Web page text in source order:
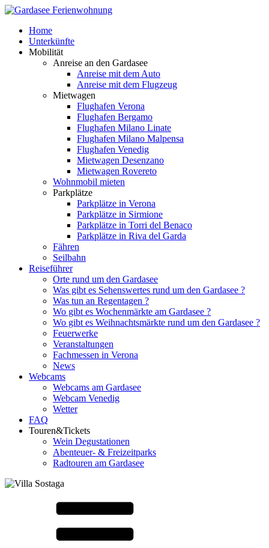
Home
Unterkünfte
Mobilität
Anreise an den Gardasee
Anreise mit dem Auto
Anreise mit dem Flugzeug
Mietwagen
Flughafen Verona
Flughafen Bergamo
Flughafen Milano Linate
Flughafen Milano Malpensa
Flughafen Venedig
Mietwagen Desenzano
Mietwagen Rovereto
Wohnmobil mieten
Parkplätze
Parkplätze in Verona
Parkplätze in Sirmione
Parkplätze in Torri del Benaco
Parkplätze in Riva del Garda
Fähren
Seilbahn
Reiseführer
Orte rund um den Gardasee
Was gibt es Sehenswertes rund um den Gardasee ?
Was tun an Regentagen ?
Wo gibt es Wochenmärkte am Gardasee ?
Wo gibt es Weihnachtsmärkte rund um den Gardasee ?
Feuerwerke
Veranstaltungen
Fachmessen in Verona
News
Webcams
Webcams am Gardasee
Webcam Venedig
Wetter
FAQ
Touren&Tickets
Wein Degustationen
Abenteuer- & Freizeitparks
Radtouren am Gardasee